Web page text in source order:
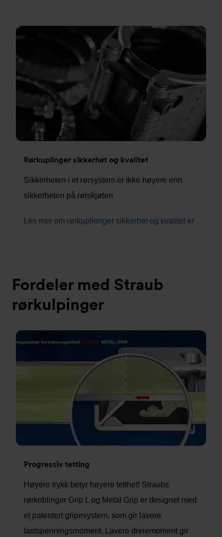
Rørkuplinger sikkerhet og kvalitet
Sikkerheten i et rørsystem er ikke høyere enn
sikkerheten på rørskjøten
Les mer om rørkuplionger sikkerhet og kvalitet er
Fordeler med Straub
rørkulpinger
Progressiv tetting
Høyere trykk betyr høyere tetthet! Straubs
rørkoblinger Grip L og Metal Grip er designet med
et patentert gripesystem, som gir lavere
fastspenningsmoment. Lavere dreiemoment gir